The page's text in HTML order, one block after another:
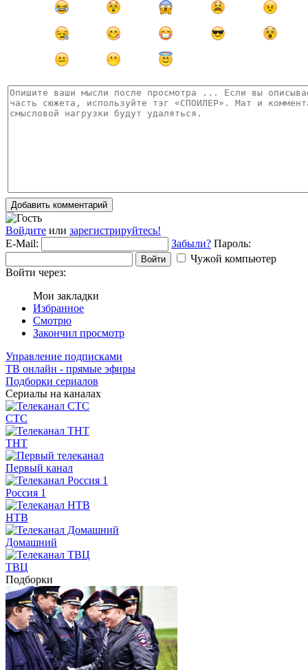
Добавить комментарий
Войдите или зарегистрируйтесь!
E-Mail:
Забыли? Пароль:
Войти
Чужой компьютер
Войти через:
Мои закладки
Избранное
Смотрю
Закончил просмотр
Управление подписками
ТВ онлайн - прямые эфиры
Подборки сериалов
Сериалы на каналах
СТС
ТНТ
Первый канал
Россия 1
НТВ
Домашний
ТВЦ
Подборки